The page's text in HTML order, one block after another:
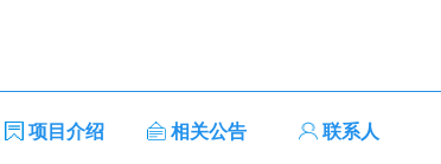
项目介绍 相关公告 联系人